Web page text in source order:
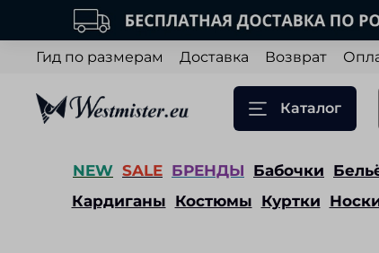
Гид по размерам Доставка Возврат
Каталог
NEW SALE БРЕНДЫ Бабочки
Кардиганы Костюмы Куртки